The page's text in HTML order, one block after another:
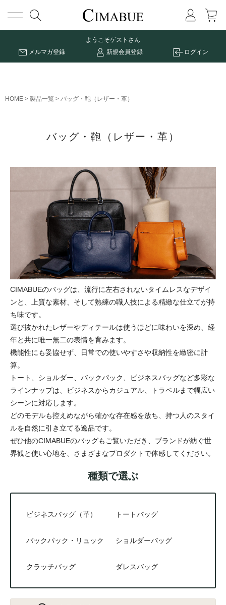
メニュー
ようこそゲストさん
メルマガ登録
新規会員登録 ログイン
HOME 製品一覧 バッグ・鞄（レザー・革）
バッグ・鞄（レザー・革）
CIMABUEのバッグは、流行に左右されないタイムレスなデザイ
ンと、上質な素材、そして熟練の職人技による精緻な仕立てが持
ち味です。
選び抜かれたレザーやディテールは使うほどに味わいを深め、経
年と共に唯一無二の表情を育みます。
機能性にも妥協せず、日常での使いやすさや収納性を緻密に計
算。
トート、ショルダー、バックパック、ビジネスバッグなど多彩な
ラインナップは、ビジネスからカジュアル、トラベルまで幅広い
シーンに対応します。
どのモデルも控えめながら確かな存在感を放ち、持つ人のスタイ
ルを自然に引き立てる逸品です。
ぜひ他のCIMABUEのバッグもご覧いただき、ブランドが紡ぐ世
界観と使い心地を、さまざまなプロダクトで体感してください。
種類で選ぶ
ビジネスバッグ（革） トートバッグ
バックパック・リュック ショルダーバッグ
クラッチバッグ ダレスバッグ